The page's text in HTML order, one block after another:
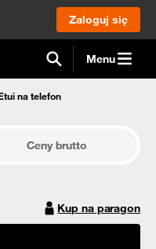
Zaloguj się
Menu
na telefon
Ceny brutto
Kup na paragon